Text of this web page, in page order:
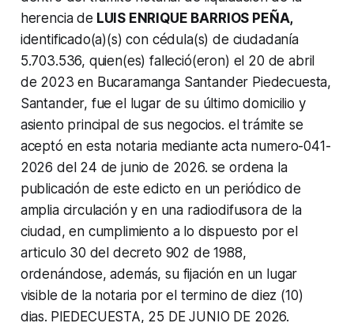
herencia de LUIS ENRIQUE BARRIOS PEÑA,
identificado(a)(s) con cédula(s) de ciudadanía
5.703.536, quien(es) falleció(eron) el 20 de abril
de 2023 en Bucaramanga Santander Piedecuesta,
Santander, fue el lugar de su último domicilio y
asiento principal de sus negocios. el trámite se
aceptó en esta notaria mediante acta numero-041-
2026 del 24 de junio de 2026. se ordena la
publicación de este edicto en un periódico de
amplia circulación y en una radiodifusora de la
ciudad, en cumplimiento a lo dispuesto por el
articulo 30 del decreto 902 de 1988,
ordenándose, además, su fijación en un lugar
visible de la notaria por el termino de diez (10)
dias. PIEDECUESTA, 25 DE JUNIO DE 2026.